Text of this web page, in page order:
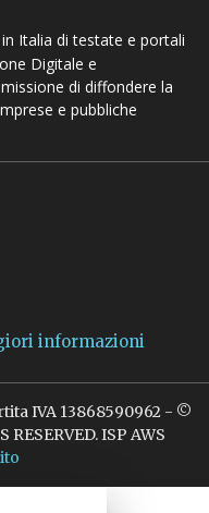
Italia di testate e portali
Digitale e
di diffondere la
e pubbliche
informazioni
IVA 13868590962 - ©
ISP AWS